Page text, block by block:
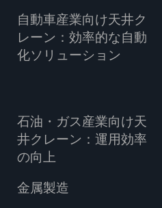
自動車産業向け天井ク
レーン：効率的な自動
化ソリューション
石油・ガス産業向け天
井クレーン：運用効率
の向上
金属製造